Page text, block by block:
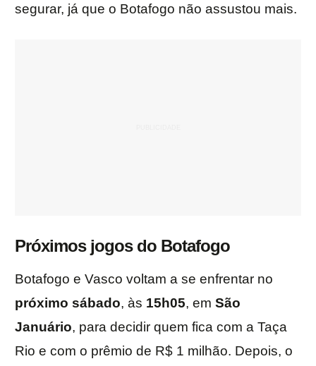
segurar, já que o Botafogo não assustou mais.
Próximos jogos do Botafogo
Botafogo e Vasco voltam a se enfrentar no
próximo sábado, às 15h05, em São
Januário, para decidir quem fica com a Taça
Rio e com o prêmio de R$ 1 milhão. Depois, o